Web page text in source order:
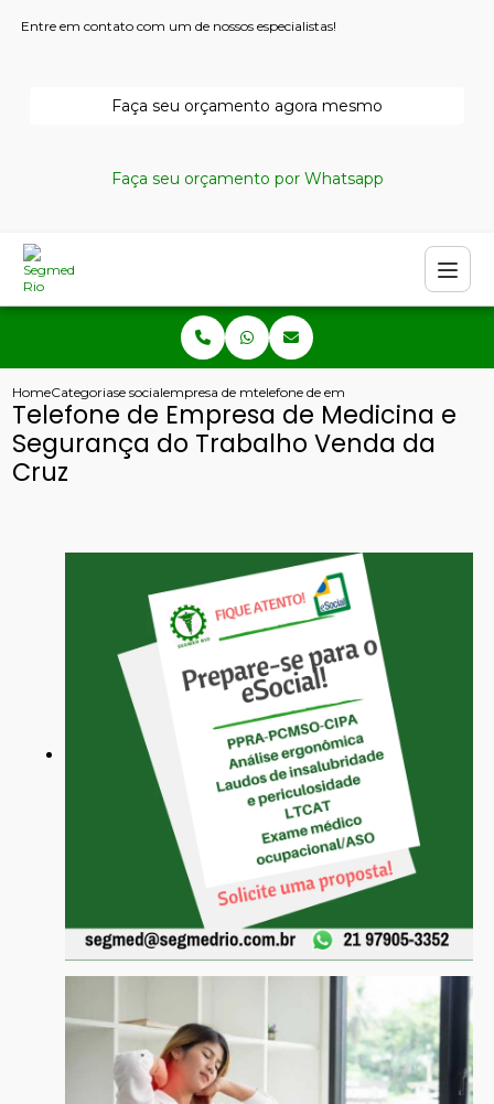
Entre em contato com um de nossos especialistas!
Faça seu orçamento agora mesmo
Faça seu orçamento por Whatsapp
HomeCategoriase socialempresa de medicina do trabalho
telefone de empresa de medicina e
Telefone de Empresa de Medicina e
Segurança do Trabalho Venda da
Cruz